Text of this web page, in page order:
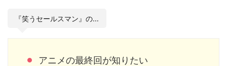
『笑うセールスマン』の…
アニメの最終回が知りたい